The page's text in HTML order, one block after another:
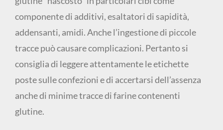
componente di additivi, esaltatori di sapidità,
addensanti, amidi. Anche l’ingestione di piccole
tracce può causare complicazioni. Pertanto si
consiglia di leggere attentamente le etichette
poste sulle confezioni e di accertarsi dell’assenza
anche di minime tracce di farine contenenti
glutine.